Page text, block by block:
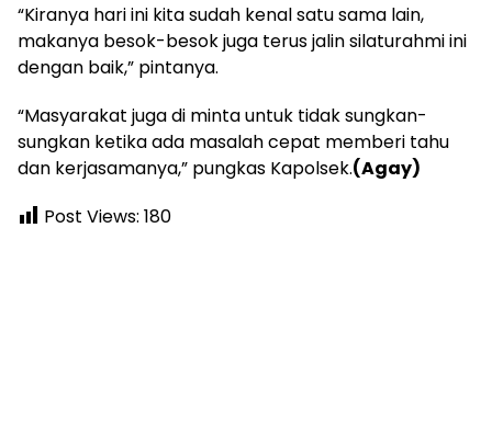
“Kiranya hari ini kita sudah kenal satu sama lain,
makanya besok-besok juga terus jalin silaturahmi ini
dengan baik,” pintanya.
“Masyarakat juga di minta untuk tidak sungkan-
sungkan ketika ada masalah cepat memberi tahu
dan kerjasamanya,” pungkas Kapolsek.(Agay)
Post Views: 180